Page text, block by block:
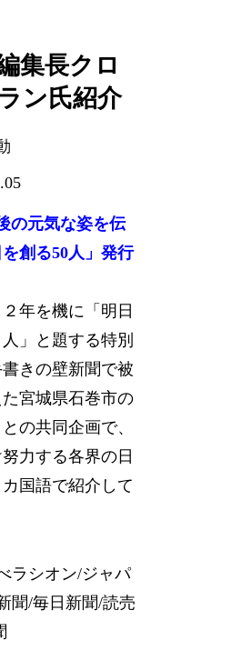
集長クロ
ン氏紹介
の元気な姿を伝
創る50人」発行
年を機に「明日
」と題する特別
きの壁新聞で被
宮城県石巻市の
の共同企画で、
力する各界の日
国語で紹介して
ラシオン/ジャパ
聞/毎日新聞/読売